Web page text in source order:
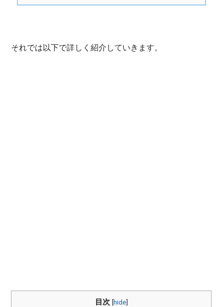
それでは以下で詳しく紹介していきます。
目次 [hide]